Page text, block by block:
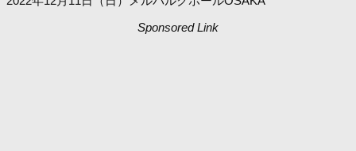
Sponsored Link